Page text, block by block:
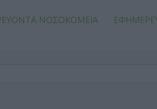
ΝΟΣΟΚΟΜΕΙΑ